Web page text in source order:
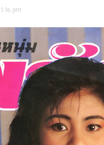
1:16 pm
118
Click
Mars
Click